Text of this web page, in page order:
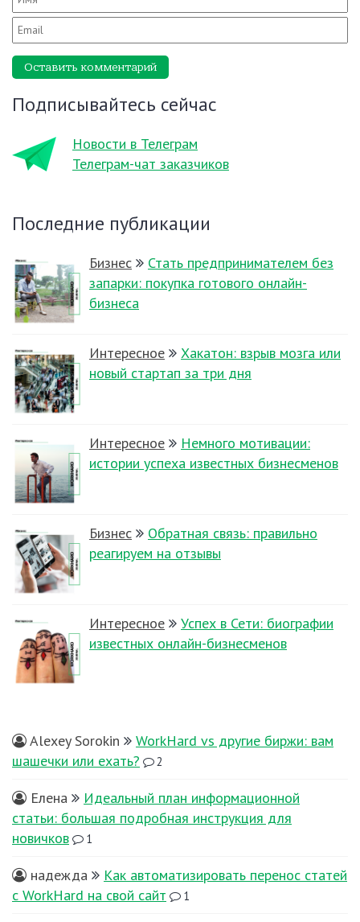
Оставить комментарий
Подписывайтесь сейчас
Новости в Телеграм
Телеграм-чат заказчиков
Последние публикации
Бизнес
Стать предпринимателем без
запарки: покупка готового онлайн-
бизнеса
Интересное
Хакатон: взрыв мозга или
новый стартап за три дня
Интересное
Немного мотивации:
истории успеха известных бизнесменов
Бизнес
Обратная связь: правильно
реагируем на отзывы
Интересное
Успех в Сети: биографии
известных онлайн-бизнесменов
Alexey Sorokin
WorkHard vs другие биржи: вам
шашечки или ехать?
2
Елена
Идеальный план информационной
статьи: большая подробная инструкция для
новичков
1
надежда
Как автоматизировать перенос статей
с WorkHard на свой сайт
1